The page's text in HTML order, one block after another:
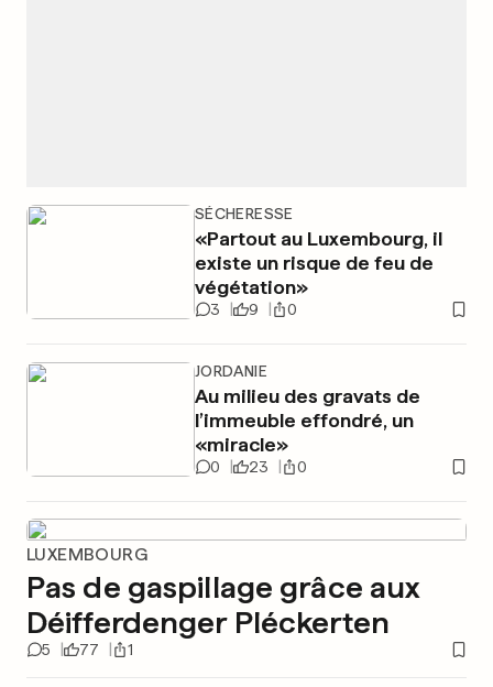
SÉCHERESSE
«Partout au Luxembourg, il
existe un risque de feu de
végétation»
3 9 0
JORDANIE
Au milieu des gravats de
l’immeuble effondré, un
«miracle»
0 23 0
LUXEMBOURG
Pas de gaspillage grâce aux
Déifferdenger Pléckerten
5 77 1